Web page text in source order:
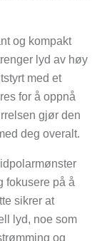
og kompakt
lyd av høy
med et
for å oppnå
gjør den
deg overalt.
fokusere på å
sikrer at
lyd, noe som
og